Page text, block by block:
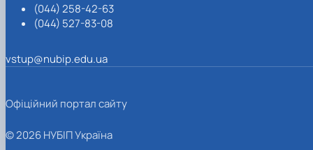
(044) 258-42-63
(044) 527-83-08
vstup@nubip.edu.ua
Офіційний портал сайту
© 2026 НУБІП Україна